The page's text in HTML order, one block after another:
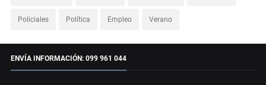
Policiales Política Empleo Verano
ENVÍA INFORMACIÓN: 099 961 044